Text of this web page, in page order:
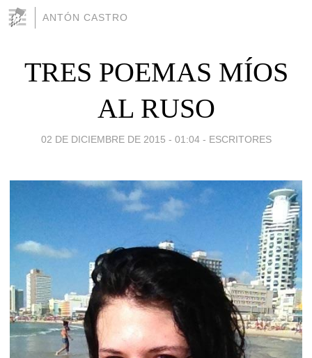
ANTÓN CASTRO
TRES POEMAS MÍOS
AL RUSO
02 DE DICIEMBRE DE 2015 - 01:04 - ESCRITORES